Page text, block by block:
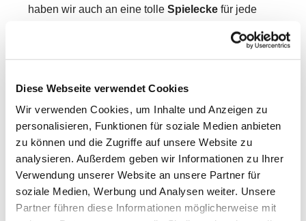
Diese Webseite verwendet Cookies
Wir verwenden Cookies, um Inhalte und Anzeigen zu
personalisieren, Funktionen für soziale Medien anbieten
zu können und die Zugriffe auf unsere Website zu
analysieren. Außerdem geben wir Informationen zu Ihrer
Verwendung unserer Website an unsere Partner für
soziale Medien, Werbung und Analysen weiter. Unsere
Partner führen diese Informationen möglicherweise mit
haben wir auch an eine tolle Spielecke für jede
Ach, und… wir freuen uns auch auf Besuch von
schwangeren Frauen oder werdenden Papas